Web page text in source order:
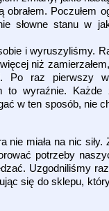
Poczułem
słowne stanu w
i wyruszyliśmy.
niż
Po raz pierwszy
to wyraźnie.
w ten sposób, nie
miała na nic siły.
potrzeby
Uzgodniliśmy
się do sklepu,